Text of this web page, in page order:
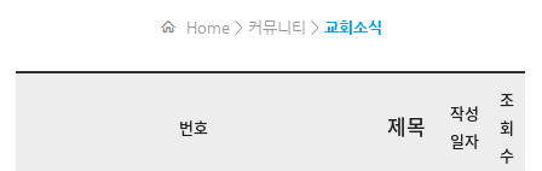
Home > 커뮤니티 > 교회소식
번호 제목
작성
일자
조
회
수